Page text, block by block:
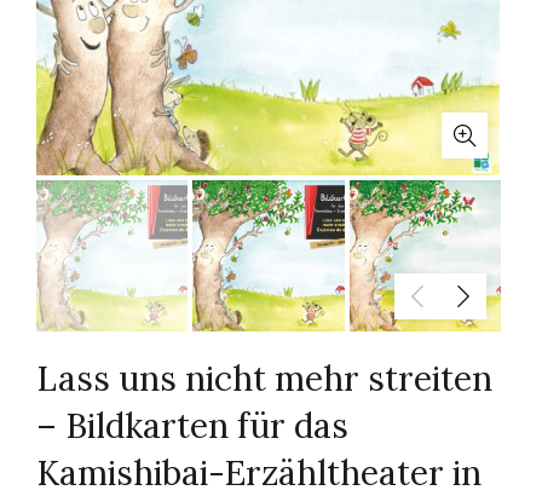
Lass uns nicht mehr streiten
– Bildkarten für das
Kamishibai-Erzähltheater in